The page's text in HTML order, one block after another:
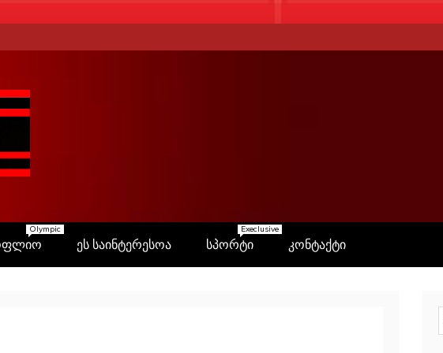
Olympic
ეს საინტერესოა სპორტი
Execlusive
კონტაქტი